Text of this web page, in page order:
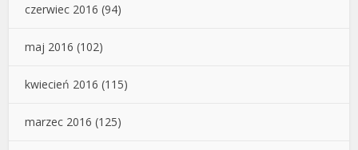
czerwiec 2016 (94)
maj 2016 (102)
kwiecień 2016 (115)
marzec 2016 (125)